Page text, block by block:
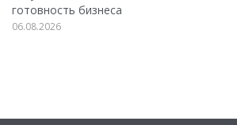
готовность бизнеса
06.08.2026